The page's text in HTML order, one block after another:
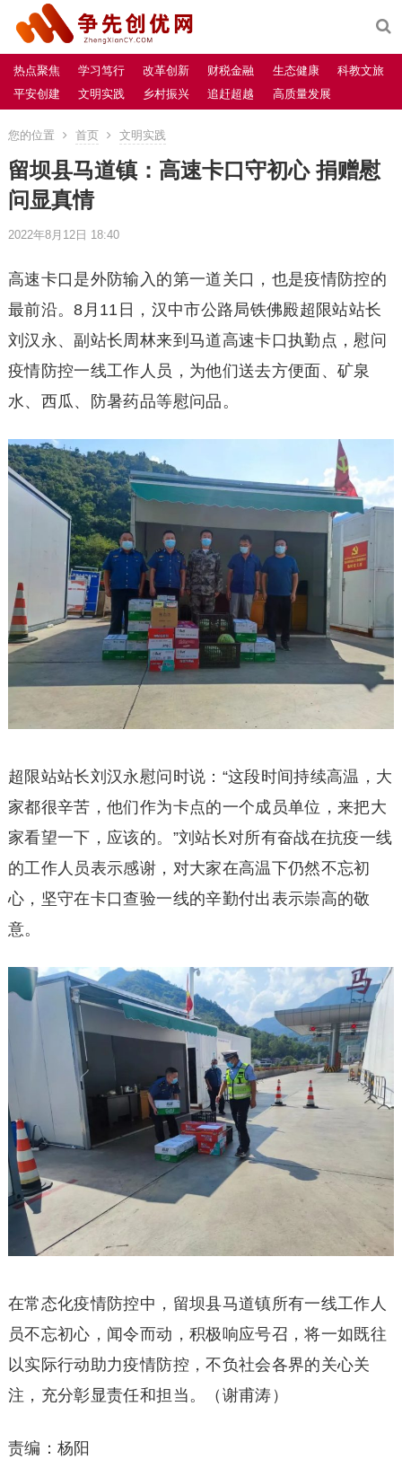
热点聚焦 学习笃行 改革创新 财税金融 生态健康
科教文旅
平安创建
文明实践 乡村振兴 追赶超越 高质量发展
您的位置 首页 文明实践
留坝县马道镇：高速卡口守初心 捐赠慰
问显真情
2022年8月12日 18:40
高速卡口是外防输入的第一道关口，也是疫情防控的
最前沿。8月11日，汉中市公路局铁佛殿超限站站长
刘汉永、副站长周林来到马道高速卡口执勤点，慰问
疫情防控一线工作人员，为他们送去方便面、矿泉
水、西瓜、防暑药品等慰问品。
超限站站长刘汉永慰问时说：“这段时间持续高温，大
家都很辛苦，他们作为卡点的一个成员单位，来把大
家看望一下，应该的。”刘站长对所有奋战在抗疫一线
的工作人员表示感谢，对大家在高温下仍然不忘初
心，坚守在卡口查验一线的辛勤付出表示崇高的敬
意。
在常态化疫情防控中，留坝县马道镇所有一线工作人
员不忘初心，闻令而动，积极响应号召，将一如既往
以实际行动助力疫情防控，不负社会各界的关心关
注，充分彰显责任和担当。（谢甫涛）
责编：杨阳